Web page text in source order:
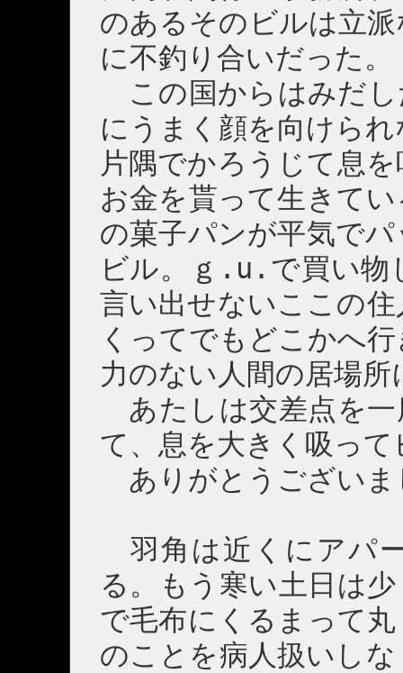
のあるそのビルは立
に不釣り合いだった。
この国からはみだし
にうまく顔を向けら
片隅でかろうじて息
お金を貰って生きて
の菓子パンが平気で
ビル。ｇ.u.で買い物
言い出せないここの
くってでもどこかへ
力のない人間の居場
あたしは交差点を一
て、息を大きく吸っ
ありがとうございま
羽角は近くにアパ
る。もう寒い土日は
で毛布にくるまって
のことを病人扱いし